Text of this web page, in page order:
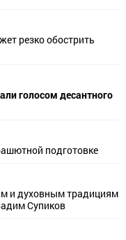
резко обострить
голосом десантного
подготовке
и духовным традициям
Супиков